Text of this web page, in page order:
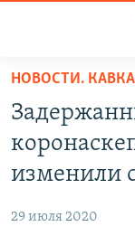
доступа
основному
Вернутся
ПОДКАСТЫ
АВТОРСКИЕ
МНЕНИЯ
НОВОСТИ.
изменили
29 июля 2020